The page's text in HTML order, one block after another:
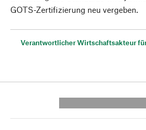
GOTS-Zertifizierung neu vergeben.
Verantwortlicher Wirtschaftsakteur